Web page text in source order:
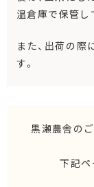
温倉庫で保管し
また、出荷の
す。
黒瀬農舎の
下記ペ